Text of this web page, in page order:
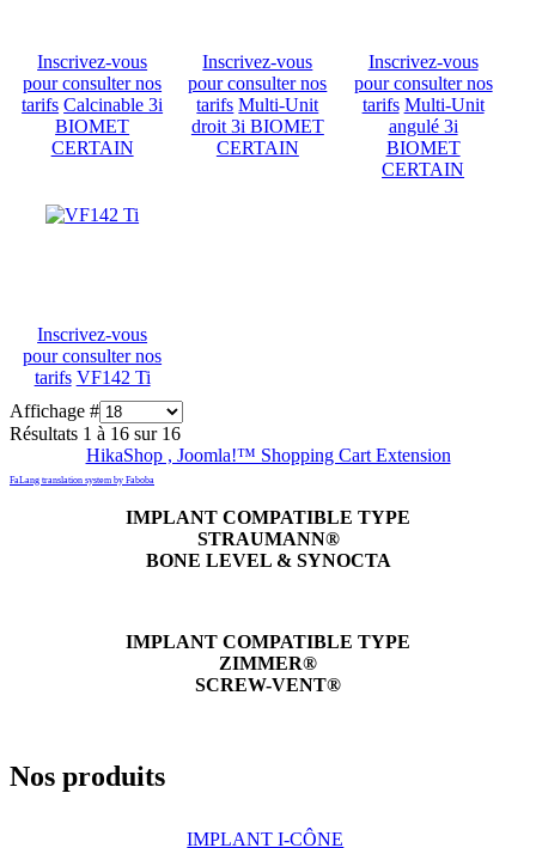
Inscrivez-vous
pour consulter nos
tarifs Calcinable 3i
BIOMET
CERTAIN
Inscrivez-vous
pour consulter nos
tarifs Multi-Unit
droit 3i BIOMET
CERTAIN
Inscrivez-vous
pour consulter nos
tarifs Multi-Unit
angulé 3i
BIOMET
CERTAIN
Inscrivez-vous
pour consulter nos
tarifs VF142 Ti
Affichage #
Résultats 1 à 16 sur 16
HikaShop , Joomla!™ Shopping Cart Extension
FaLang translation system by Faboba
IMPLANT COMPATIBLE TYPE
STRAUMANN®
BONE LEVEL & SYNOCTA
IMPLANT COMPATIBLE TYPE
ZIMMER®
SCREW-VENT®
Nos produits
IMPLANT I-CÔNE